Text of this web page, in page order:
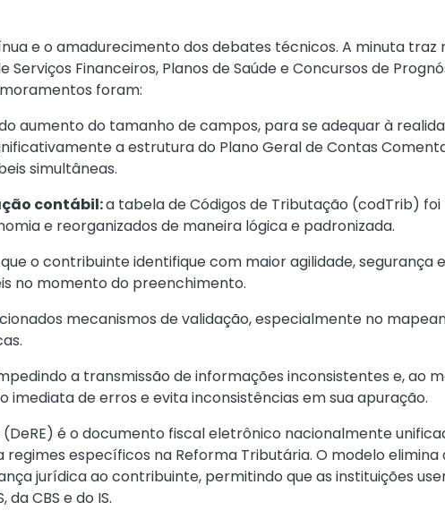
e o amadurecimento dos debates técnicos. A minuta traz
Financeiros, Planos de Saúde e Concursos de
foram:
aumento do tamanho de campos, para se adequar à
a estrutura do Plano Geral de Contas
simultâneas.
contábil:a tabela de Códigos de Tributação (codTrib)
e reorganizados de maneira lógica e padronizada.
o contribuinte identifique com maior agilidade,
no momento do preenchimento.
mecanismos de validação, especialmente no
a transmissão de informações inconsistentes e, ao
de erros e evita inconsistências em sua apuração.
é o documento fiscal eletrônico nacionalmente
específicos na Reforma Tributária. O modelo
jurídica ao contribuinte, permitindo que as instituições
CBS e do IS.